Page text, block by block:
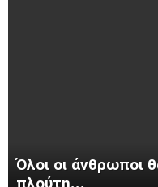
Όλοι οι άνθρωποι